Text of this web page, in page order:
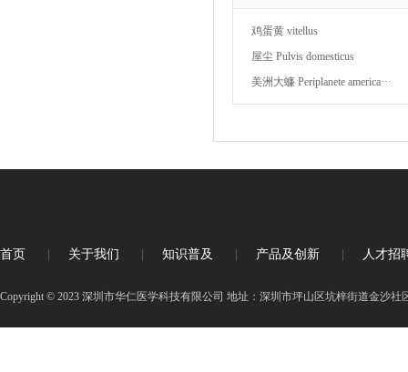
鸡蛋黄 vitellus
屋尘 Pulvis domesticus
美洲大蠊 Periplanete america···
首页 关于我们 知识普及 产品及创新 人才招
Copyright © 2023 深圳市华仁医学科技有限公司 地址：深圳市坪山区坑梓街道金沙